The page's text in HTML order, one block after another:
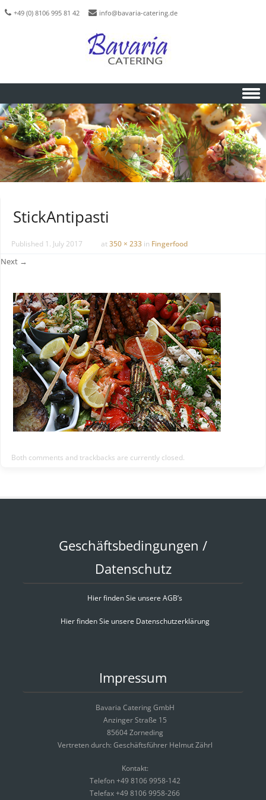
+49 (0) 8106 995 81 42 info@bavaria-catering.de
Skip to content
StickAntipasti
Published 1. July 2017 at350 × 233 in Fingerfood
Next →
Both comments and trackbacks are currently closed.
Geschäftsbedingungen /
Datenschutz
Hier finden Sie unsere AGB’s
Hier finden Sie unsere Datenschutzerklärung
Impressum
Bavaria Catering GmbH
Anzinger Straße 15
85604 Zorneding
Vertreten durch: Geschäftsführer Helmut Zährl
Kontakt:
Telefon +49 8106 9958-142
Telefax +49 8106 9958-266